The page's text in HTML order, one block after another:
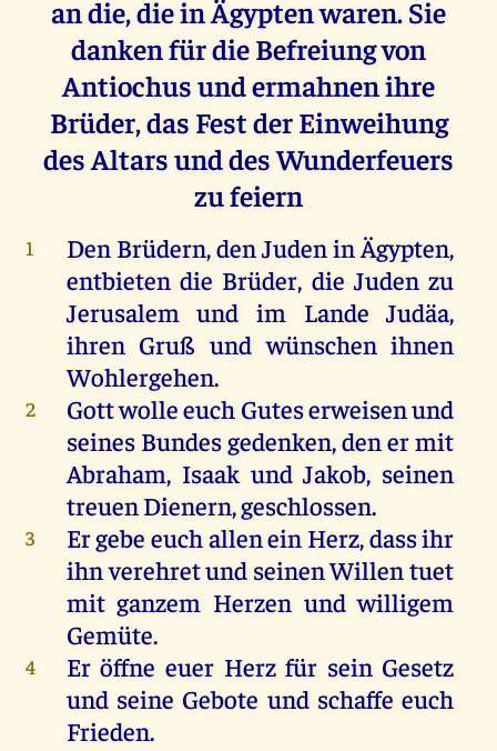
an die, die in Ägypten waren. Sie
danken für die Befreiung von
Antiochus und ermahnen ihre
Brüder, das Fest der Einweihung
des Altars und des Wunderfeuers
zu feiern
1
Den Brüdern, den Juden in Ägypten,
entbieten die Brüder, die Juden zu
Jerusalem und im Lande Judäa,
ihren Gruß und wünschen ihnen
Wohlergehen.
2
Gott wolle euch Gutes erweisen und
seines Bundes gedenken, den er mit
Abraham, Isaak und Jakob, seinen
treuen Dienern, geschlossen.
3
Er gebe euch allen ein Herz, dass ihr
ihn verehret und seinen Willen tuet
mit ganzem Herzen und willigem
Gemüte.
4
Er öffne euer Herz für sein Gesetz
und seine Gebote und schaffe euch
Frieden.